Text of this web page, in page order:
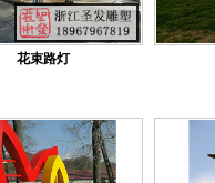
花束路灯